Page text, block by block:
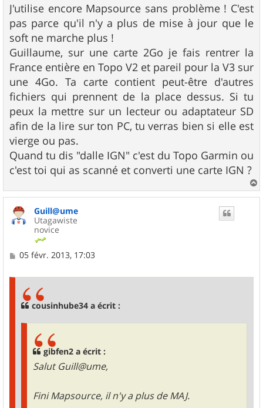
J'utilise encore Mapsource sans problème ! C'est
pas parce qu'il n'y a plus de mise à jour que le
soft ne marche plus !
Guillaume, sur une carte 2Go je fais rentrer la
France entière en Topo V2 et pareil pour la V3 sur
une 4Go. Ta carte contient peut-être d'autres
fichiers qui prennent de la place dessus. Si tu
peux la mettre sur un lecteur ou adaptateur SD
afin de la lire sur ton PC, tu verras bien si elle est
vierge ou pas.
Quand tu dis "dalle IGN" c'est du Topo Garmin ou
c'est toi qui as scanné et converti une carte IGN ?
a
u
Guill@ume
Utagawiste
novice
M
05 févr. 2013, 17:03
cousinhube34 a écrit :
gibfen2 a écrit :
Salut Guill@ume,
Fini Mapsource, il n'y a plus de MAJ.